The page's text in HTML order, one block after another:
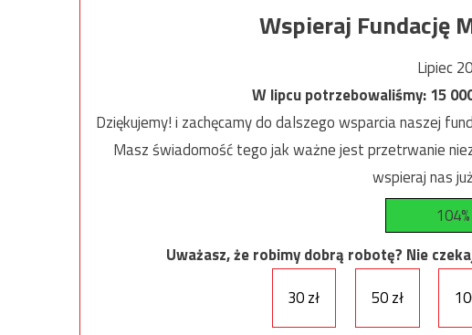
Wspieraj Fundację
Lipiec
W lipcu potrzebowaliśmy:15
Dziękujemy! i zachęcamy do dalszego wsparcia naszej
Masz świadomość tego jak ważne jest przetrwanie
wspieraj nas
104%
Uważasz, że robimy dobrą robotę? Nie
30 zł
50 zł